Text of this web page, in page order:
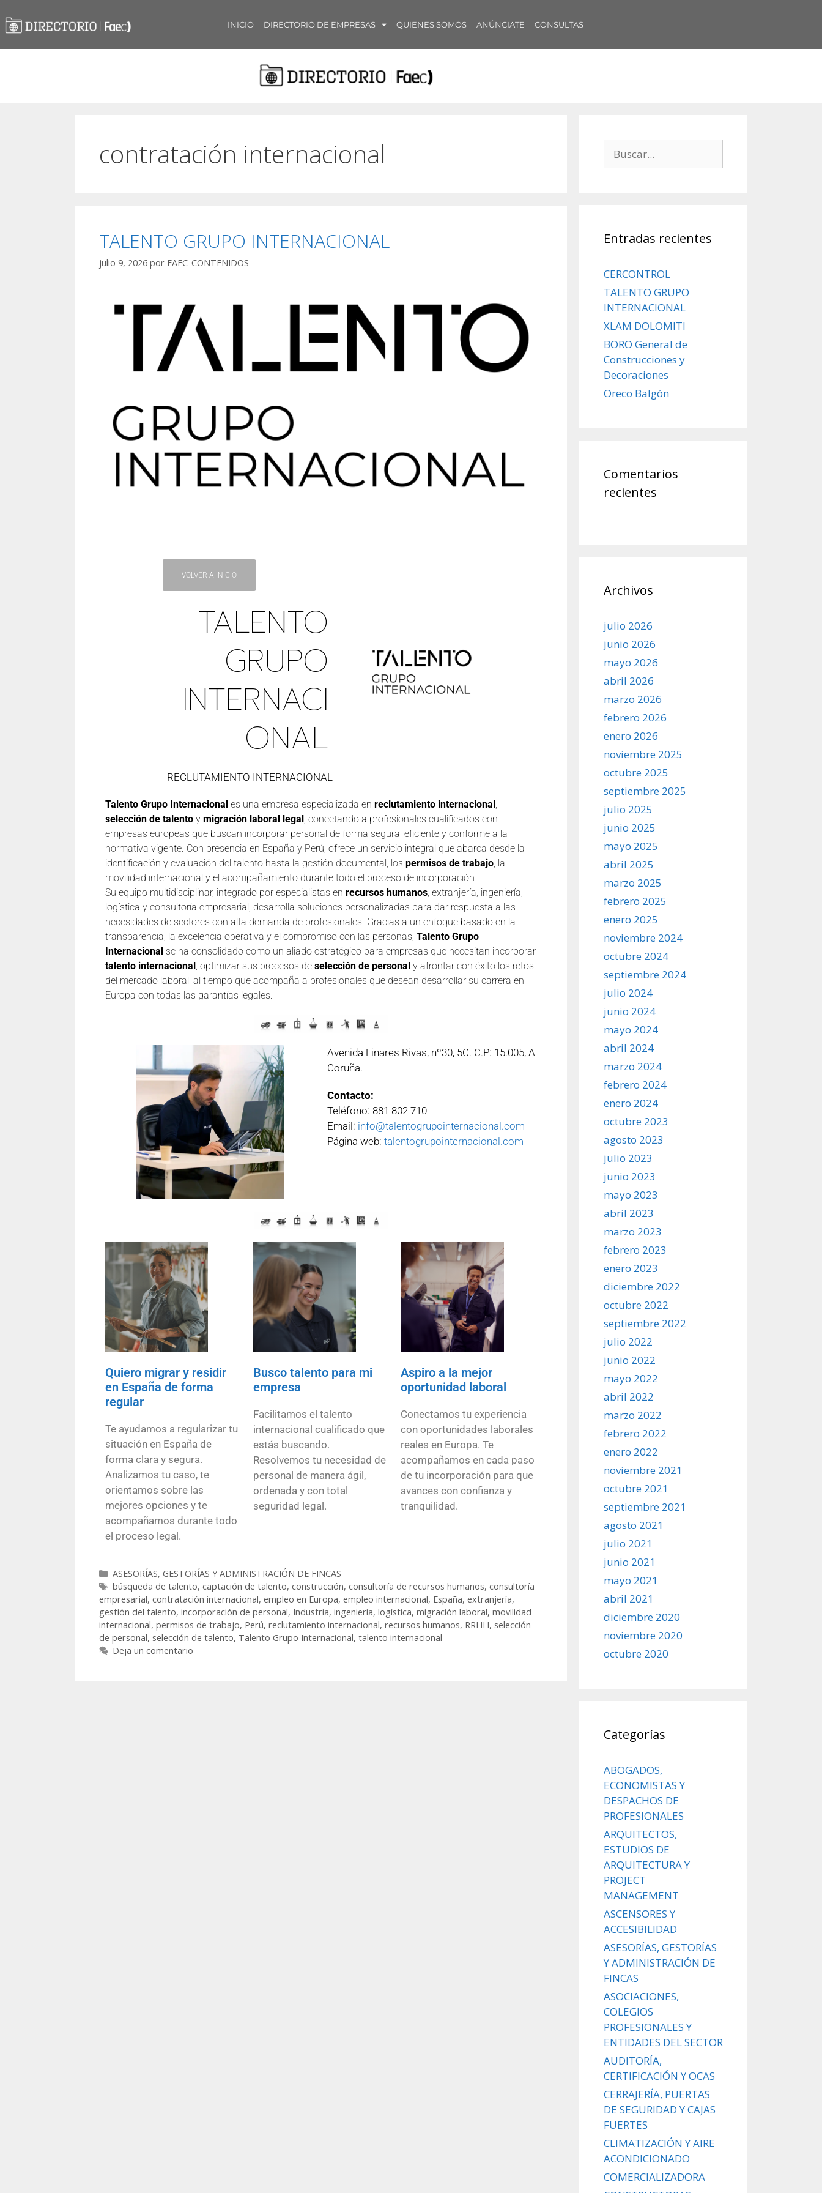
INICIO DIRECTORIO DE EMPRESAS QUIENES SOMOS ANÚNCIATE CONSULTAS
contratación internacional
TALENTO GRUPO INTERNACIONAL
julio 9, 2026 por FAEC_CONTENIDOS
VOLVER A INICIO
TALENTO
GRUPO
INTERNACI
ONAL
RECLUTAMIENTO INTERNACIONAL
Talento Grupo Internacional es una empresa especializada en reclutamiento internacional
selección de talento y migración laboral legal , conectando a profesionales cualificados con
empresas europeas que buscan incorporar personal de forma segura, eficiente y conforme a la
normativa vigente. Con presencia en España y Perú, ofrece un servicio integral que abarca desde la
identificación y evaluación del talento hasta la gestión documental, los permisos de trabajo , la
movilidad internacional y el acompañamiento durante todo el proceso de incorporación.
Su equipo multidisciplinar, integrado por especialistas en recursos humanos , extranjería, ingeniería,
logística y consultoría empresarial, desarrolla soluciones personalizadas para dar respuesta a las
necesidades de sectores con alta demanda de profesionales. Gracias a un enfoque basado en la
transparencia, la excelencia operativa y el compromiso con las personas, Talento Grupo
Internacional se ha consolidado como un aliado estratégico para empresas que necesitan incorporar
talento internacional , optimizar sus procesos de selección de personal y afrontar con éxito los retos
del mercado laboral, al tiempo que acompaña a profesionales que desean desarrollar su carrera en
Europa con todas las garantías legales.
Avenida Linares Rivas, nº30, 5C. C.P: 15.005, A
Coruña.
Contacto:
Teléfono: 881 802 710
Email: info@talentogrupointernacional.com
Página web: talentogrupointernacional.com
Quiero migrar y residir
en España de forma
regular
Te ayudamos a regularizar tu
situación en España de
forma clara y segura.
Analizamos tu caso, te
orientamos sobre las
mejores opciones y te
acompañamos durante todo
el proceso legal.
Busco talento para mi
empresa
Facilitamos el talento
internacional cualificado que
estás buscando.
Resolvemos tu necesidad de
personal de manera ágil,
ordenada y con total
seguridad legal.
Aspiro a la mejor
oportunidad laboral
Conectamos tu experiencia
con oportunidades laborales
reales en Europa. Te
acompañamos en cada paso
de tu incorporación para que
avances con confianza y
tranquilidad.
ASESORÍAS, GESTORÍAS Y ADMINISTRACIÓN DE FINCAS
búsqueda de talento, captación de talento, construcción, consultoría de recursos humanos, consultoría
empresarial, contratación internacional, empleo en Europa, empleo internacional, España, extranjería,
gestión del talento, incorporación de personal, Industria, ingeniería, logística, migración laboral, movilidad
internacional, permisos de trabajo, Perú, reclutamiento internacional, recursos humanos, RRHH, selección
de personal, selección de talento, Talento Grupo Internacional, talento internacional
Deja un comentario
Entradas recientes
CERCONTROL
TALENTO GRUPO
INTERNACIONAL
XLAM DOLOMITI
BORO General de
Construcciones y
Decoraciones
Oreco Balgón
Comentarios
recientes
Archivos
julio 2026
junio 2026
mayo 2026
abril 2026
marzo 2026
febrero 2026
enero 2026
noviembre 2025
octubre 2025
septiembre 2025
julio 2025
junio 2025
mayo 2025
abril 2025
marzo 2025
febrero 2025
enero 2025
noviembre 2024
octubre 2024
septiembre 2024
julio 2024
junio 2024
mayo 2024
abril 2024
marzo 2024
febrero 2024
enero 2024
octubre 2023
agosto 2023
julio 2023
junio 2023
mayo 2023
abril 2023
marzo 2023
febrero 2023
enero 2023
diciembre 2022
octubre 2022
septiembre 2022
julio 2022
junio 2022
mayo 2022
abril 2022
marzo 2022
febrero 2022
enero 2022
noviembre 2021
octubre 2021
septiembre 2021
agosto 2021
julio 2021
junio 2021
mayo 2021
abril 2021
diciembre 2020
noviembre 2020
octubre 2020
Categorías
ABOGADOS,
ECONOMISTAS Y
DESPACHOS DE
PROFESIONALES
ARQUITECTOS,
ESTUDIOS DE
ARQUITECTURA Y
PROJECT
MANAGEMENT
ASCENSORES Y
ACCESIBILIDAD
ASESORÍAS, GESTORÍAS
Y ADMINISTRACIÓN DE
FINCAS
ASOCIACIONES,
COLEGIOS
PROFESIONALES Y
ENTIDADES DEL SECTOR
AUDITORÍA,
CERTIFICACIÓN Y OCAS
CERRAJERÍA, PUERTAS
DE SEGURIDAD Y CAJAS
FUERTES
CLIMATIZACIÓN Y AIRE
ACONDICIONADO
COMERCIALIZADORA